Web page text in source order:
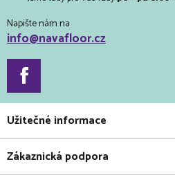
Napište nám na
info@navafloor.cz
Užitečné informace
Zákaznická podpora